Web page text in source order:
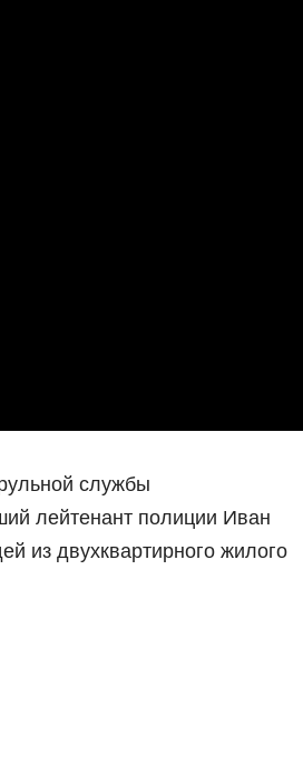
службы
лейтенант полиции Иван
из двухквартирного жилого